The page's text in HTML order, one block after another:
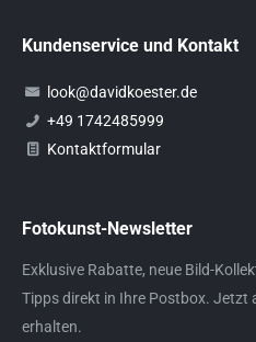
Kundenservice und Kontakt
look@davidkoester.de
+49 1742485999
Kontaktformular
Fotokunst-Newsletter
Exklusive Rabatte, neue Bild-
Tipps direkt in Ihre Postbox. Jetzt
erhalten.